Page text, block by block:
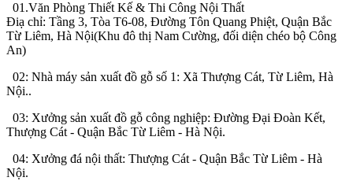
01.Văn Phòng Thiết Kế & Thi Công Nội Thất
Điạ chỉ: Tầng 3, Tòa T6-08, Đường Tôn Quang Phiệt, Quận Bắc
Từ Liêm, Hà Nội(Khu đô thị Nam Cường, đối diện chéo bộ Công
An)
02: Nhà máy sản xuất đồ gỗ số 1: Xã Thượng Cát, Từ Liêm, Hà
Nội..
03: Xưởng sản xuất đồ gỗ công nghiệp: Đường Đại Đoàn Kết,
Thượng Cát - Quận Bắc Từ Liêm - Hà Nội.
04: Xưởng đá nội thất: Thượng Cát - Quận Bắc Từ Liêm - Hà
Nội.